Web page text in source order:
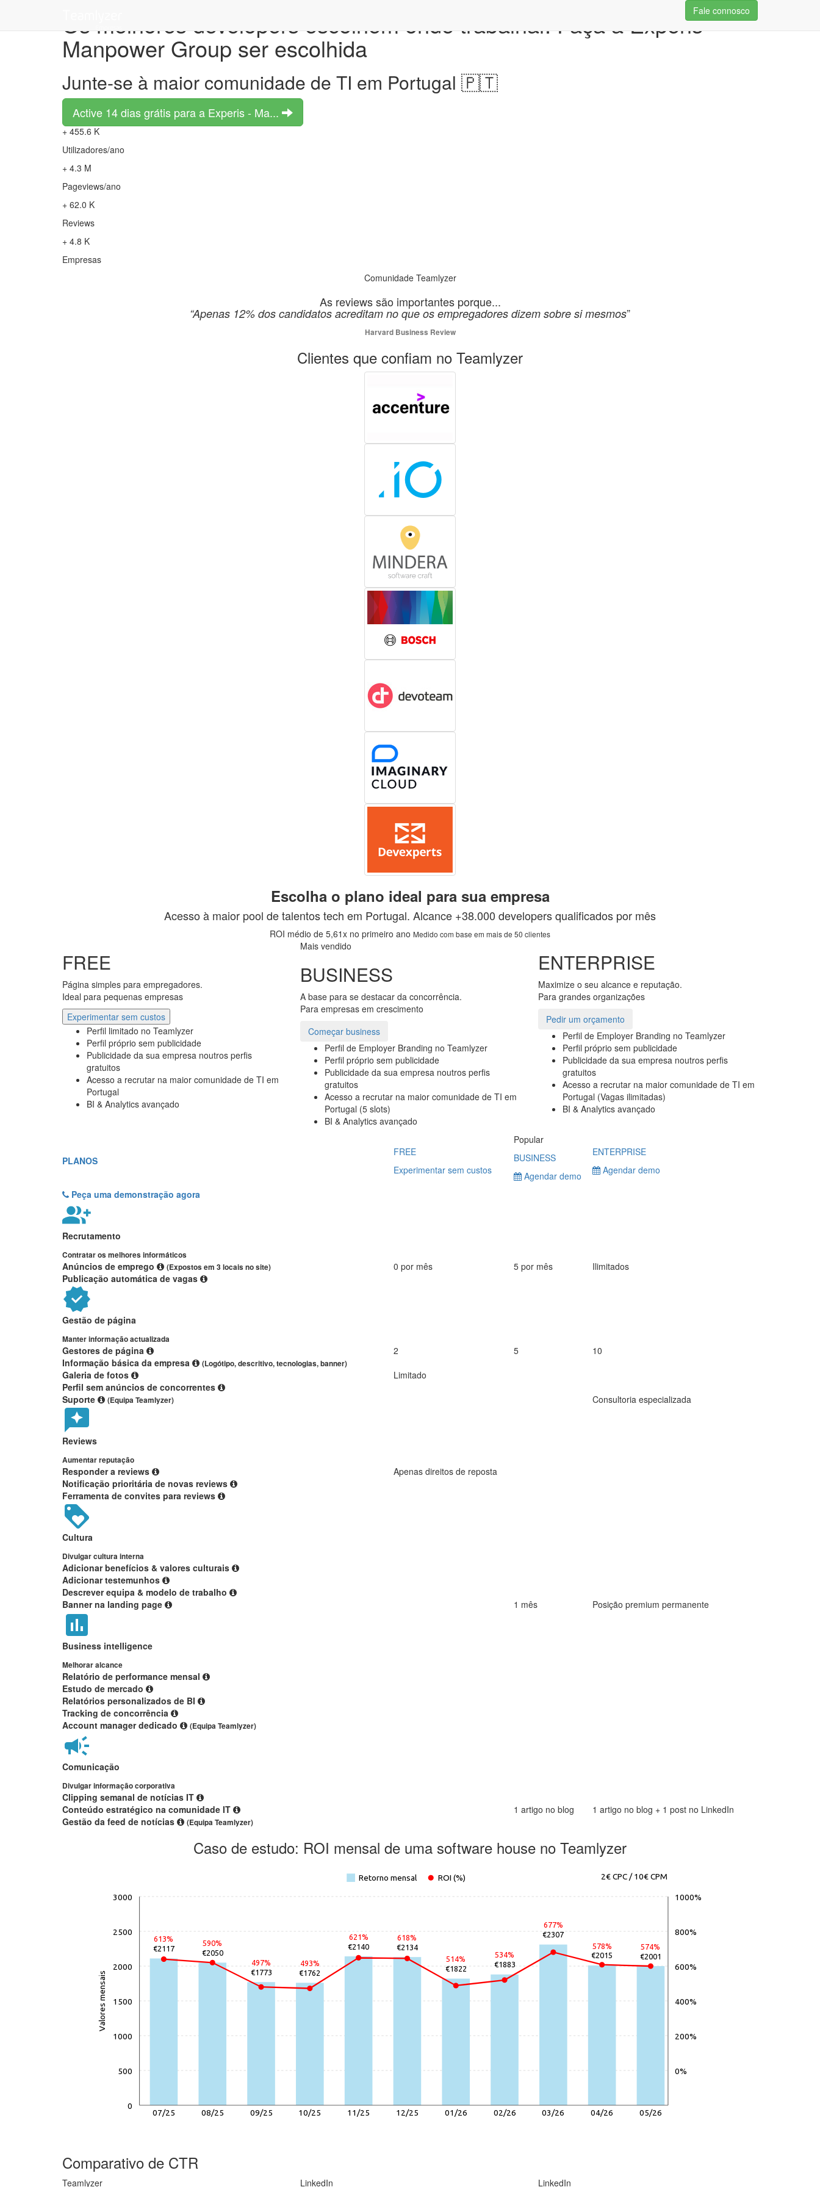
Fale connosco
Os melhores developers escolhem onde trabalhar. Faça a Experis -
Manpower Group ser escolhida
Junte-se à maior comunidade de TI em Portugal 🇵🇹
Active 14 dias grátis para a Experis - Ma...
+ 455.6 K
Utilizadores/ano
+ 4.3 M
Pageviews/ano
+ 62.0 K
Reviews
+ 4.8 K
Empresas
Comunidade Teamlyzer
As reviews são importantes porque...
“Apenas 12% dos candidatos acreditam no que os empregadores dizem sobre si mesmos”
Harvard Business Review
Clientes que confiam no Teamlyzer
Escolha o plano ideal para sua empresa
Acesso à maior pool de talentos tech em Portugal. Alcance +38.000 developers qualificados por mês
ROI médio de 5,61x no primeiro ano Medido com base em mais de 50 clientes
FREE
Página simples para empregadores.
Ideal para pequenas empresas
Experimentar sem custos
Perfil limitado no Teamlyzer
Perfil próprio sem publicidade
Publicidade da sua empresa noutros perfis
gratuitos
Acesso a recrutar na maior comunidade de TI em
Portugal
BI & Analytics avançado
Mais vendido
BUSINESS
A base para se destacar da concorrência.
Para empresas em crescimento
Começar business
Perfil de Employer Branding no Teamlyzer
Perfil próprio sem publicidade
Publicidade da sua empresa noutros perfis
gratuitos
Acesso a recrutar na maior comunidade de TI em
Portugal (5 slots)
BI & Analytics avançado
ENTERPRISE
Maximize o seu alcance e reputação.
Para grandes organizações
Pedir um orçamento
Perfil de Employer Branding no Teamlyzer
Perfil próprio sem publicidade
Publicidade da sua empresa noutros perfis
gratuitos
Acesso a recrutar na maior comunidade de TI em
Portugal (Vagas ilimitadas)
BI & Analytics avançado
PLANOS
FREE
Experimentar sem custos
Popular
BUSINESS
Agendar demo
ENTERPRISE
Agendar demo
Peça uma demonstração agora
Recrutamento
Contratar os melhores informáticos
Anúncios de emprego (Expostos em 3 locais no site) 0 por mês 5 por mês
Ilimitados
Publicação automática de vagas
Gestão de página
Manter informação actualizada
Gestores de página 2 5
10
Informação básica da empresa
(Logótipo, descritivo, tecnologias, banner)
Galeria de fotos
Limitado
Perfil sem anúncios de concorrentes
Suporte
(Equipa Teamlyzer) Consultoria especializada
Reviews
Aumentar reputação
Responder a reviews
Apenas direitos de reposta
Notificação prioritária de novas reviews
Ferramenta de convites para reviews
Cultura
Divulgar cultura interna
Adicionar benefícios & valores culturais
Adicionar testemunhos
Descrever equipa & modelo de trabalho
Banner na landing page
1 mês Posição premium permanente
Business intelligence
Melhorar alcance
Relatório de performance mensal
Estudo de mercado
Relatórios personalizados de BI
Tracking de concorrência
Account manager dedicado
(Equipa Teamlyzer)
Comunicação
Divulgar informação corporativa
Clipping semanal de notícias IT
Conteúdo estratégico na comunidade IT
1 artigo no blog
1 artigo no blog + 1 post no LinkedIn
Gestão da feed de notícias
(Equipa Teamlyzer)
Caso de estudo: ROI mensal de uma software house no Teamlyzer
Retorno mensal ROI (%) 2€ CPC / 10€ CPM
3000
2500
2000
1500
1000
500
0
Valores mensais
1000%
800%
600%
400%
200%
0%
07/25
€2117
613%
08/25
€2050
590%
09/25
€1773
497%
10/25
€1762
493%
11/25
€2140
621%
12/25
€2134
618%
01/26
€1822
514%
02/26
€1883
534%
03/26
€2307
677%
04/26
€2015
578%
05/26
€2001
574%
Comparativo de CTR
Teamlyzer LinkedIn LinkedIn